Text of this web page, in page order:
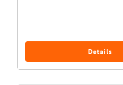
Details